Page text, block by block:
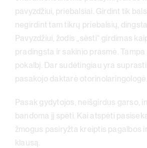
pavyzdžiui, priebalsiai. Girdint tik
negirdint tam tikrų priebalsių,
Pavyzdžiui, žodis „sėsti“ girdimas
pradingsta ir sakinio prasmė.
pokalbį. Dar sudėtingiau yra suprasti
pasakojo daktarė otorinolaringologė.
Pasak gydytojos, neišgirdus garso,
bandoma jį spėti. Kai atspėti
žmogus pasiryžta kreiptis pagalbos
klausą.